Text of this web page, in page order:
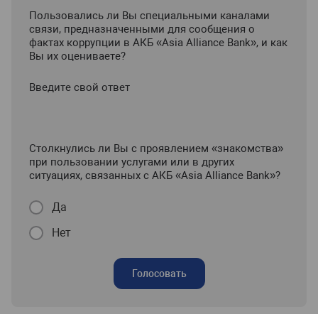
Пользовались ли Вы специальными каналами
связи, предназначенными для сообщения о
фактах коррупции в АКБ «Asia Alliance Bank», и как
Вы их оцениваете?
Введите свой ответ
Столкнулись ли Вы с проявлением «знакомства»
при пользовании услугами или в других
ситуациях, связанных с АКБ «Asia Alliance Bank»?
Да
Нет
Голосовать